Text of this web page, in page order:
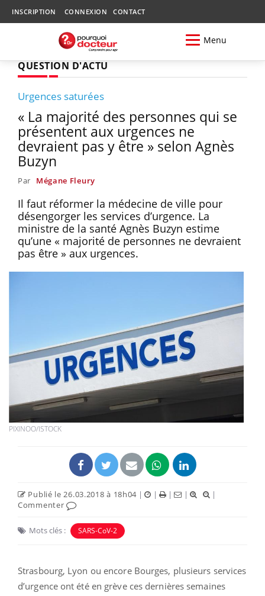
INSCRIPTION CONNEXION CONTACT
Menu
QUESTION D'ACTU
Urgences saturées
« La majorité des personnes qui se
présentent aux urgences ne
devraient pas y être » selon Agnès
Buzyn
Par Mégane Fleury
Il faut réformer la médecine de ville pour
désengorger les services d’urgence. La
ministre de la santé Agnès Buzyn estime
qu’une « majorité de personnes ne devraient
pas être » aux urgences.
PIXINOO/ISTOCK
Publié le 26.03.2018 à 18h04 | | | |
|
Commenter
Mots clés : SARS-CoV-2
Strasbourg, Lyon ou encore Bourges, plusieurs services
d’urgence ont été en grève ces dernières semaines